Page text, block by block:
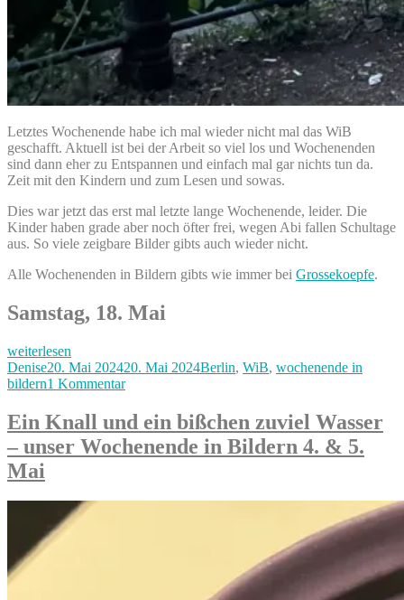
Letztes Wochenende habe ich mal wieder nicht mal das WiB
geschafft. Aktuell ist bei der Arbeit so viel los und Wochenenden
sind dann eher zu Entspannen und einfach mal gar nichts tun da.
Zeit mit den Kindern und zum Lesen und sowas.
Dies war jetzt das erst mal letzte lange Wochenende, leider. Die
Kinder haben grade aber noch öfter frei, wegen Abi fallen Schultage
aus. So viele zeigbare Bilder gibts auch wieder nicht.
Alle Wochenenden in Bildern gibts wie immer bei Grossekoepfe.
Samstag, 18. Mai
„Karneval
der
Kulturen
Pfingsten,
unser
Wochenende
in
Bildern
Mai“
weiterlesen
Autor
DeniseVeröffentlicht
am
20. Mai 202420. Mai 2024Kategorien
Berlin, WiB, wochenende in
bildern1 Kommentarzu
der
Kulturen
&
Ein Knall und ein bißchen zuviel Wasser
– unser Wochenende in Bildern 4. & 5.
Mai